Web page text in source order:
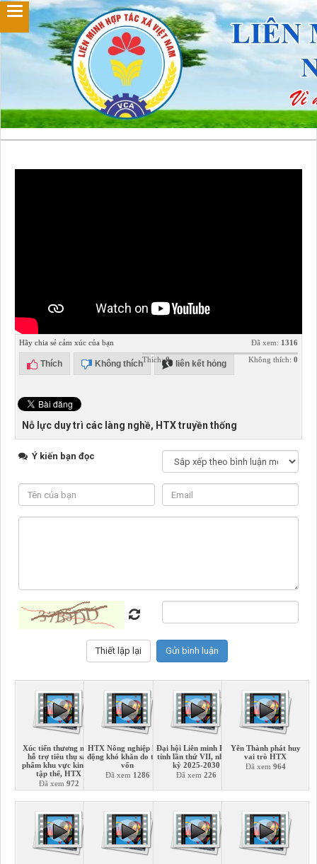
Hãy chia sẻ cảm xúc của bạn
Thích Không thích liên kết hỏng
Đã xem: 1316
Thích:0 Không thích: 0
Nỗ lực duy trì các làng nghề, HTX truyền thống
Ý kiến bạn đọc
Xúc tiến thương mại,
hỗ trợ tiêu thụ sản
phẩm khu vực kinh tế
tập thể, HTX
Đã xem 972
HTX Nông nghiệp hoạt
động khó khăn do thiếu
vốn
Đã xem 1286
Đại hội Liên minh HTX
tỉnh lần thứ VII, nhiệm
kỳ 2025-2030
Đã xem226
Yên Thành phát huy
vai trò HTX
Đã xem 964